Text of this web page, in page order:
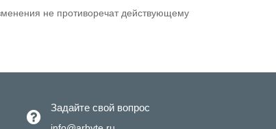
не противоречат действующему
Задайте свой вопрос